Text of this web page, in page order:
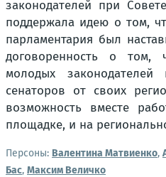
законодателей при
поддержала идею о том,
парламентария был
договоренность о
молодых законодателей
сенаторов от своих
возможность вместе
площадке, и на
Персоны: Валентина Матвиенко,
Бас, Максим Величко